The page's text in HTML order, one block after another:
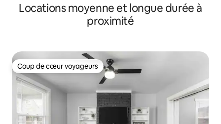
Locations moyenne et longue durée à
proximité
Coup de cœur voyageurs
Coup de cœur voyageurs